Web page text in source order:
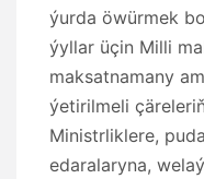
ýurda öwürmek
ýyllar üçin Milli
maksatnamany
ýetirilmeli
Ministrliklere,
edaralaryna,